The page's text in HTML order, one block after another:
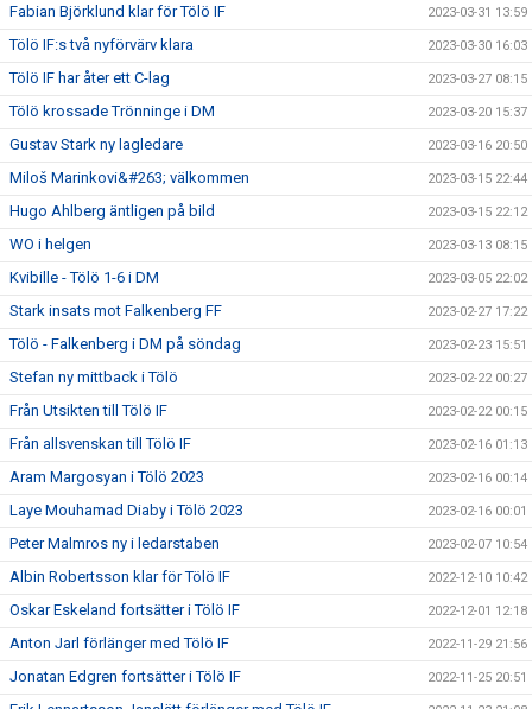
Fabian Björklund klar för Tölö IF 2023-03-31 13:59
Tölö IF:s två nyförvärv klara 2023-03-30 16:03
Tölö IF har åter ett C-lag 2023-03-27 08:15
Tölö krossade Trönninge i DM 2023-03-20 15:37
Gustav Stark ny lagledare 2023-03-16 20:50
Miloš Marinkovi&#263; välkommen 2023-03-15 22:44
Hugo Ahlberg äntligen på bild 2023-03-15 22:12
WO i helgen 2023-03-13 08:15
Kvibille - Tölö 1-6 i DM 2023-03-05 22:02
Stark insats mot Falkenberg FF 2023-02-27 17:22
Tölö - Falkenberg i DM på söndag 2023-02-23 15:51
Stefan ny mittback i Tölö 2023-02-22 00:27
Från Utsikten till Tölö IF 2023-02-22 00:15
Från allsvenskan till Tölö IF 2023-02-16 01:13
Aram Margosyan i Tölö 2023 2023-02-16 00:14
Laye Mouhamad Diaby i Tölö 2023 2023-02-16 00:01
Peter Malmros ny i ledarstaben 2023-02-07 10:54
Albin Robertsson klar för Tölö IF 2022-12-10 10:42
Oskar Eskeland fortsätter i Tölö IF 2022-12-01 12:18
Anton Jarl förlänger med Tölö IF 2022-11-29 21:56
Jonatan Edgren fortsätter i Tölö IF 2022-11-25 20:51